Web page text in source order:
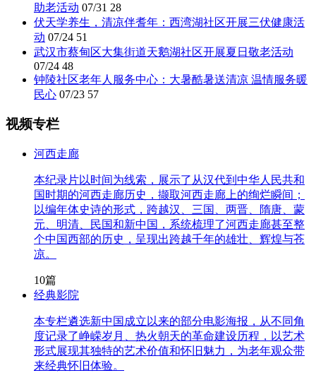
助老活动 07/31 28
伏天学养生，清凉伴耆年：西湾湖社区开展三伏健康活
动 07/24 51
武汉市蔡甸区大集街道天鹅湖社区开展夏日敬老活动
07/24 48
钟陵社区老年人服务中心：大暑酷暑送清凉 温情服务暖
民心 07/23 57
视频专栏
河西走廊
本纪录片以时间为线索，展示了从汉代到中华人民共和
国时期的河西走廊历史，撷取河西走廊上的绚烂瞬间；
以编年体史诗的形式，跨越汉、三国、两晋、隋唐、蒙
元、明清、民国和新中国，系统梳理了河西走廊甚至整
个中国西部的历史，呈现出跨越千年的雄壮、辉煌与苍
凉。
10篇
经典影院
本专栏遴选新中国成立以来的部分电影海报，从不同角
度记录了峥嵘岁月、热火朝天的革命建设历程，以艺术
形式展现其独特的艺术价值和怀旧魅力，为老年观众带
来经典怀旧体验。